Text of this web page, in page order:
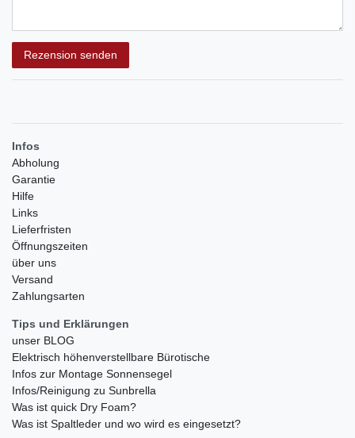
Rezension senden
Infos
Abholung
Garantie
Hilfe
Links
Lieferfristen
Öffnungszeiten
über uns
Versand
Zahlungsarten
Tips und Erklärungen
unser BLOG
Elektrisch höhenverstellbare Bürotische
Infos zur Montage Sonnensegel
Infos/Reinigung zu Sunbrella
Was ist quick Dry Foam?
Was ist Spaltleder und wo wird es eingesetzt?